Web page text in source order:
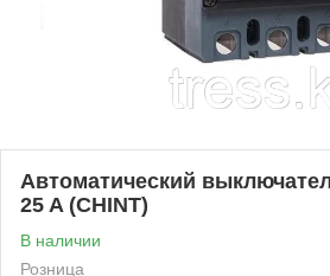
Автоматический
25 A (CHINT)
В наличии
Розница